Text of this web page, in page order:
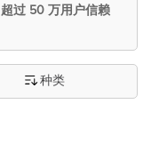
超过 50 万用户信赖
种类